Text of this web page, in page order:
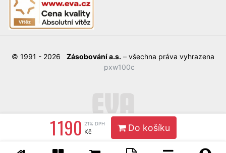
1 190 21% DPH
Kč Do košíku
© 1991 - 2026 Zásobování a.s. – všechna práva vyhrazena
pxw100c